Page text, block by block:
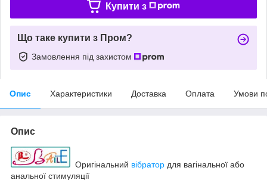
Купити з
Що таке купити з Пром?
Замовлення під захистом
Опис Характеристики Доставка Оплата Умови
Опис
Оригінальний вібратор для вагінальної або
анальної стимуляції